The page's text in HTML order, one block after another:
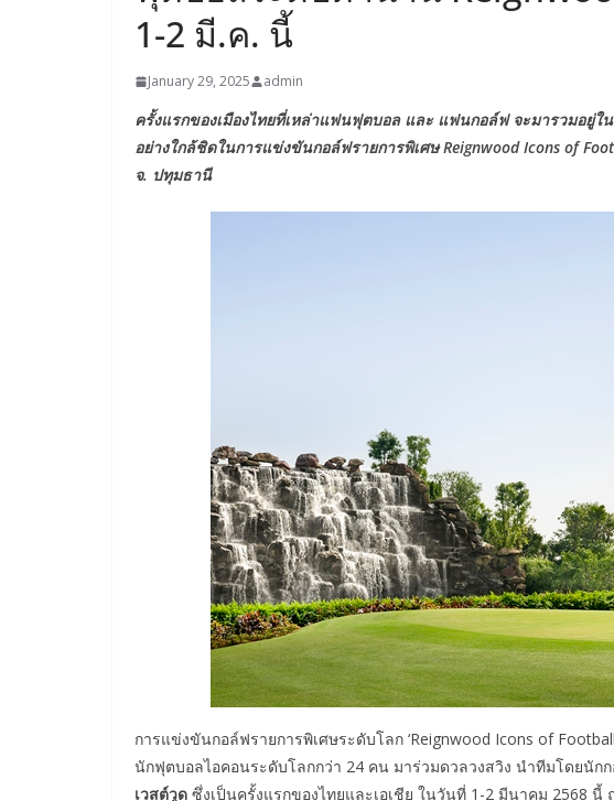
1-2 มี.ค. นี้
January 29, 2025 admin
ครั้งแรกของเมืองไทยที่เหล่าแฟนฟุตบอล และ แฟนกอล์ฟ จะมารวมอยู่
อย่างใกล้ชิดในการแข่งขันกอล์ฟรายการพิเศษ Reignwood Icons of
จ. ปทุมธานี
การแข่งขันกอล์ฟรายการพิเศษระดับโลก ‘Reignwood Icons of
นักฟุตบอลไอคอนระดับโลกกว่า 24 คน มาร่วมดวลวงสวิง นำทีมโดยนัก
เวสต์วูด ซึ่งเป็นครั้งแรกของไทยและเอเชีย ในวันที่ 1-2 มีนาคม 2568